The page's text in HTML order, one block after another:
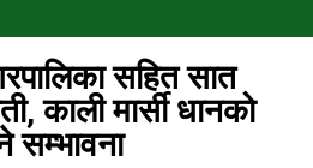
कार्यालय जुम्ला सुचना सन्देश
सहित सात
काली मार्सी धानको
सम्भावना